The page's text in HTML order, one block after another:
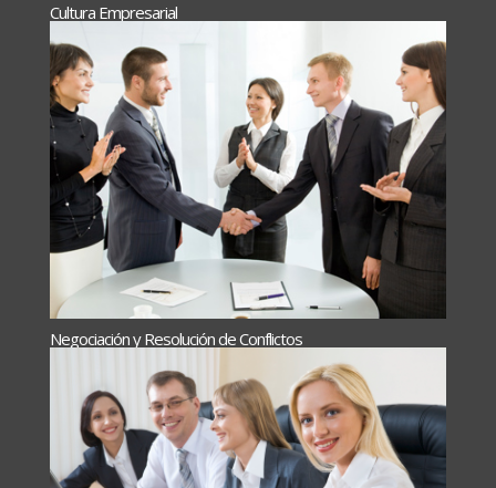
Cultura Empresarial
Negociación y Resolución de Conflictos